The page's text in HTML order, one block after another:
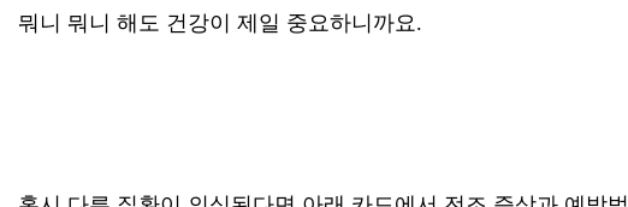
뭐니 뭐니 해도 건강이 제일 중요하니까요.